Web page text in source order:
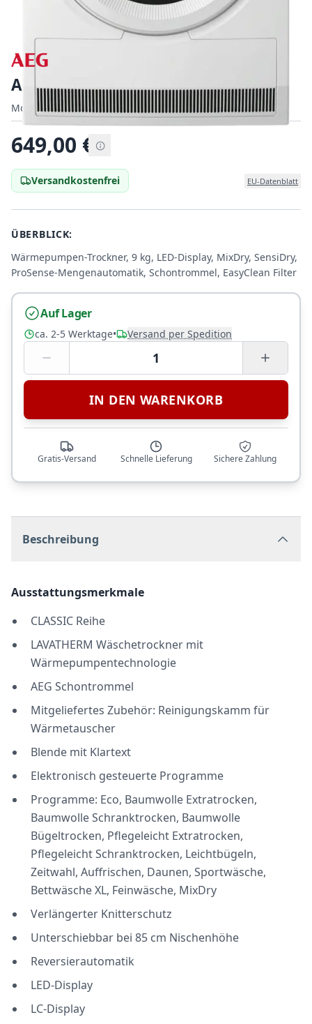
AEG TR7C40698
Modell:
Modell:916900027 |
EAN:
EAN: 7333394061405
649,00 €
Versandkostenfrei EU-Datenblatt
ÜBERBLICK:
Wärmepumpen-Trockner, 9 kg, LED-Display, MixDry, SensiDry,
ProSense-Mengenautomatik, Schontrommel, EasyClean Filter
Auf Lager
ca. 2-5 Werktage• Versand per Spedition
1
IN DEN WARENKORB
Gratis-Versand Schnelle Lieferung Sichere Zahlung
Beschreibung
Ausstattungsmerkmale
CLASSIC Reihe
LAVATHERM Wäschetrockner mit
Wärmepumpentechnologie
AEG Schontrommel
Mitgeliefertes Zubehör: Reinigungskamm für
Wärmetauscher
Blende mit Klartext
Elektronisch gesteuerte Programme
Programme: Eco, Baumwolle Extratrocken,
Baumwolle Schranktrocken, Baumwolle
Bügeltrocken, Pflegeleicht Extratrocken,
Pflegeleicht Schranktrocken, Leichtbügeln,
Zeitwahl, Auffrischen, Daunen, Sportwäsche,
Bettwäsche XL, Feinwäsche, MixDry
Verlängerter Knitterschutz
Unterschiebbar bei 85 cm Nischenhöhe
Reversierautomatik
LED-Display
LC-Display